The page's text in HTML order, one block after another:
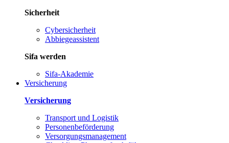
Sicherheit
Cybersicherheit
Abbiegeassistent
Sifa werden
Sifa-Akademie
Versicherung
Versicherung
Transport und Logistik
Personenbeförderung
Versorgungsmanagement